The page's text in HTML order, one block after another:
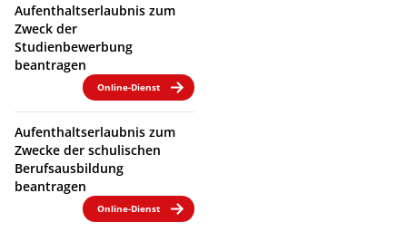
Aufenthaltserlaubnis zum
Zweck der
Studienbewerbung
beantragen
Online-Dienst
Aufenthaltserlaubnis zum
Zwecke der schulischen
Berufsausbildung
beantragen
Online-Dienst